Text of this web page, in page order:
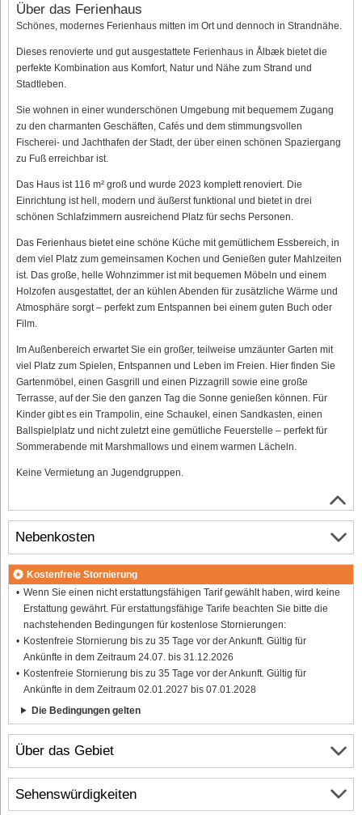
Über das Ferienhaus
Schönes, modernes Ferienhaus mitten im Ort und dennoch in Strandnähe.
Dieses renovierte und gut ausgestattete Ferienhaus in Ålbæk bietet die
perfekte Kombination aus Komfort, Natur und Nähe zum Strand und
Stadtleben.
Sie wohnen in einer wunderschönen Umgebung mit bequemem Zugang
zu den charmanten Geschäften, Cafés und dem stimmungsvollen
Fischerei- und Jachthafen der Stadt, der über einen schönen Spaziergang
zu Fuß erreichbar ist.
Das Haus ist 116 m² groß und wurde 2023 komplett renoviert. Die
Einrichtung ist hell, modern und äußerst funktional und bietet in drei
schönen Schlafzimmern ausreichend Platz für sechs Personen.
Das Ferienhaus bietet eine schöne Küche mit gemütlichem Essbereich, in
dem viel Platz zum gemeinsamen Kochen und Genießen guter Mahlzeiten
ist. Das große, helle Wohnzimmer ist mit bequemen Möbeln und einem
Holzofen ausgestattet, der an kühlen Abenden für zusätzliche Wärme und
Atmosphäre sorgt – perfekt zum Entspannen bei einem guten Buch oder
Film.
Im Außenbereich erwartet Sie ein großer, teilweise umzäunter Garten mit
viel Platz zum Spielen, Entspannen und Leben im Freien. Hier finden Sie
Gartenmöbel, einen Gasgrill und einen Pizzagrill sowie eine große
Terrasse, auf der Sie den ganzen Tag die Sonne genießen können. Für
Kinder gibt es ein Trampolin, eine Schaukel, einen Sandkasten, einen
Ballspielplatz und nicht zuletzt eine gemütliche Feuerstelle – perfekt für
Sommerabende mit Marshmallows und einem warmen Lächeln.
Keine Vermietung an Jugendgruppen.
Über das Gebiet
Nebenkosten
Kostenfreie Stornierung
Wenn Sie einen nicht erstattungsfähigen Tarif gewählt haben, wird keine
Erstattung gewährt. Für erstattungsfähige Tarife beachten Sie bitte die
nachstehenden Bedingungen für kostenlose Stornierungen:
Kostenfreie Stornierung bis zu 35 Tage vor der Ankunft. Gültig für
Ankünfte in dem Zeitraum 24.07. bis 31.12.2026
Kostenfreie Stornierung bis zu 35 Tage vor der Ankunft. Gültig für
Ankünfte in dem Zeitraum 02.01.2027 bis 07.01.2028
Die Bedingungen gelten
Sehenswürdigkeiten